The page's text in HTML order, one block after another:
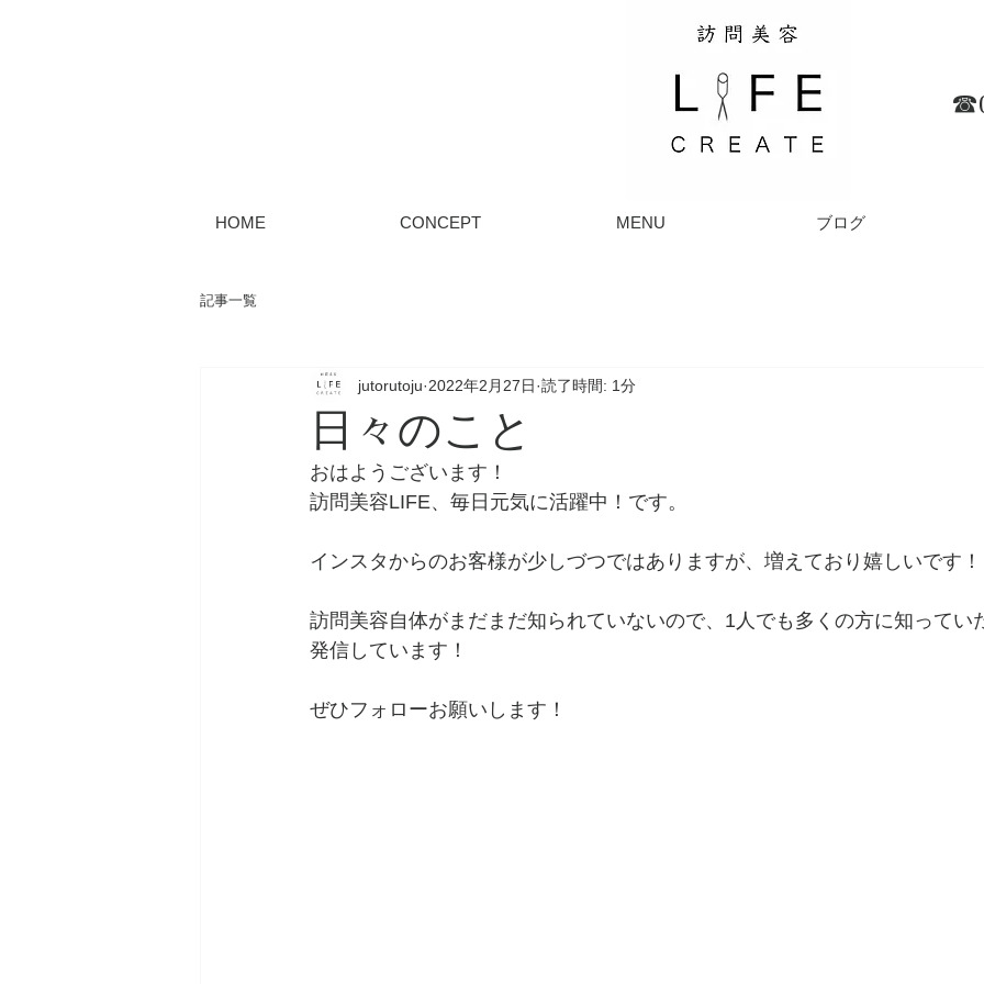
HOME CONCEPT MENU ブログ
記事一覧
日々のこと
jutorutoju 2022年2月27日 読了時間: 1分
おはようございます！
訪問美容LIFE、毎日元気に活躍中！です。
インスタからのお客様が少しづつではありますが、増えており嬉しいです！
訪問美容自体がまだまだ知られていないので、1人でも多くの方に知ってい
発信しています！
ぜひフォローお願いします！